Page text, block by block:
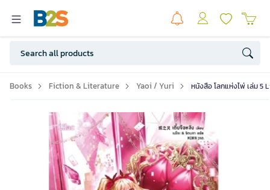
Books Fiction & Literature Yaoi / Yuri หนังสือ โลกแห่งไพ่ เล่ม 5